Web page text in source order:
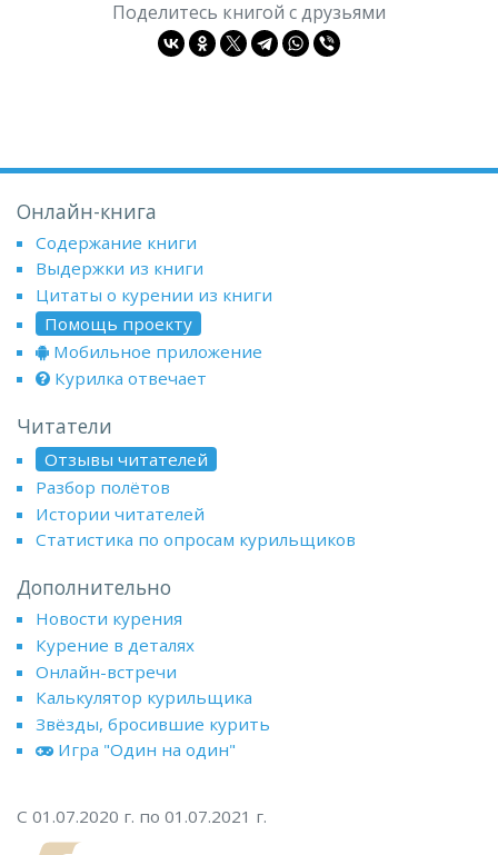
Поделитесь книгой с друзьями
Онлайн-книга
Содержание книги
Выдержки из книги
Цитаты о курении из книги
Помощь проекту
Мобильное приложение
Курилка отвечает
Читатели
Отзывы читателей
Разбор полётов
Истории читателей
Статистика по опросам курильщиков
Дополнительно
Новости курения
Курение в деталях
Онлайн-встречи
Калькулятор курильщика
Звёзды, бросившие курить
Игра "Один на один"
С 01.07.2020 г. по 01.07.2021 г.